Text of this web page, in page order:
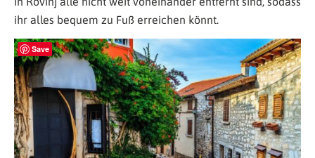
ihr alles bequem zu Fuß erreichen könnt.
Save